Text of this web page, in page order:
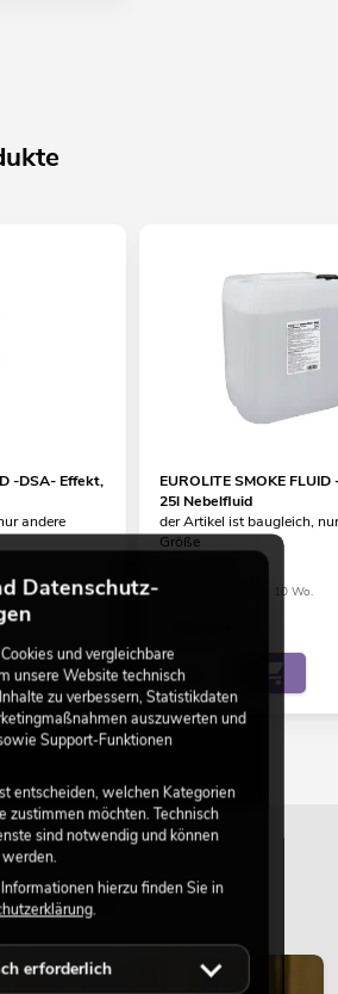
-DSA- Effekt,
andere
EUROLITE SMOKE
25l Nebelfluid
der Artikel ist baugleich,
Größe
Bestand reicht ca. 10 Wo.
Datenschutz-
und vergleichbare
unsere Website technisch
zu verbessern, Statistikdaten
auszuwerten und
Support-Funktionen
entscheiden, welchen Kategorien
zustimmen möchten. Technisch
sind notwendig und können
hierzu finden Sie in
.
erforderlich